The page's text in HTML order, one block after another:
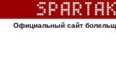
Официальный сайт